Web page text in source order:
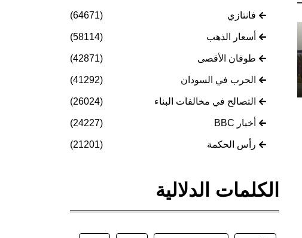
فانتازي (64671)
أسعار الذهب (58114)
طوفان الأقصى (42871)
الحرب في السودان (41292)
التصالح في مخالفات البناء (26024)
أخبار BBC (24227)
رأس الحكمة (21201)
الكلمات الدلالية